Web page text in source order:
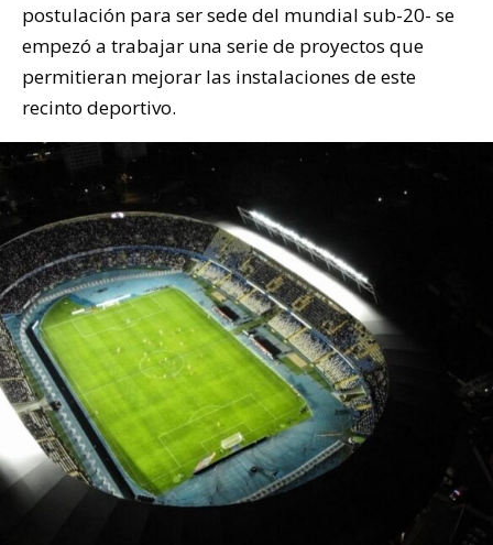
postulación para ser sede del mundial sub-20- se
empezó a trabajar una serie de proyectos que
permitieran mejorar las instalaciones de este
recinto deportivo.